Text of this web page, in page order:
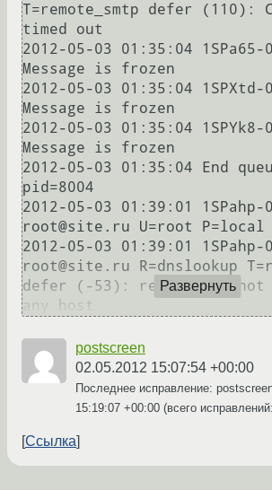
T=remote_smtp defer (110):
timed out
2012-05-03 01:35:04 1SPa65-
Message is frozen
2012-05-03 01:35:04 1SPXtd-
Message is frozen
2012-05-03 01:35:04 1SPYk8-
Message is frozen
2012-05-03 01:35:04 End
pid=8004
2012-05-03 01:39:01 1SPahp-
root@site.ru U=root P=local
2012-05-03 01:39:01 1SPahp-
root@site.ru R=dnslookup
defer (-53): retry time not
any host
Развернуть
postscreen
02.05.2012 15:07:54 +00:00
Последнее исправление:
15:19:07 +00:00 (всего
Ссылка